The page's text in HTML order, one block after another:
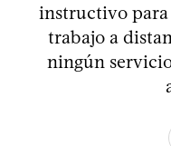
instructivo para
trabajo a
ningún